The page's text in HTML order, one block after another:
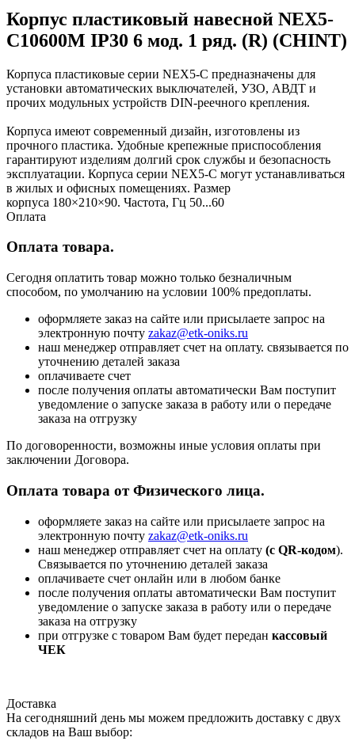
Корпус пластиковый навесной NEX5-
C10600M IP30 6 мод. 1 ряд. (R) (CHINT)
Корпуса пластиковые серии NEX5-C предназначены для
установки автоматических выключателей, УЗО, АВДТ и
прочих модульных устройств DIN-реечного крепления.
Корпуса имеют современный дизайн, изготовлены из
прочного пластика. Удобные крепежные приспособления
гарантируют изделиям долгий срок службы и безопасность
эксплуатации. Корпуса серии NEX5-C могут устанавливаться
в жилых и офисных помещениях. Размер
корпуса 180×210×90. Частота, Гц 50...60
Оплата
Оплата товара.
Сегодня оплатить товар можно только безналичным
способом, по умолчанию на условии 100% предоплаты.
оформляете заказ на сайте или присылаете запрос на
электронную почту zakaz@etk-oniks.ru
наш менеджер отправляет счет на оплату. связывается по
уточнению деталей заказа
оплачиваете счет
после получения оплаты автоматически Вам поступит
уведомление о запуске заказа в работу или о передаче
заказа на отгрузку
По договоренности, возможны иные условия оплаты при
заключении Договора.
Оплата товара от Физического лица.
оформляете заказ на сайте или присылаете запрос на
электронную почту zakaz@etk-oniks.ru
наш менеджер отправляет счет на оплату (с QR-кодом).
Связывается по уточнению деталей заказа
оплачиваете счет онлайн или в любом банке
после получения оплаты автоматически Вам поступит
уведомление о запуске заказа в работу или о передаче
заказа на отгрузку
при отгрузке с товаром Вам будет передан кассовый
ЧЕК
Доставка
На сегодняшний день мы можем предложить доставку с двух
складов на Ваш выбор: